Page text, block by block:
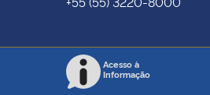
Acesso à
Informação